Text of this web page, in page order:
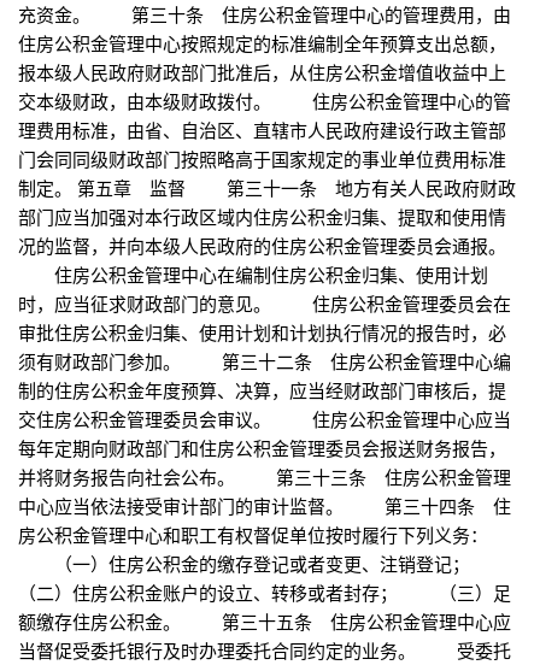
充资金。 第三十条 住房公积金管理中心的管理费用，由
住房公积金管理中心按照规定的标准编制全年预算支出总额，
报本级人民政府财政部门批准后，从住房公积金增值收益中上
交本级财政，由本级财政拨付。 住房公积金管理中心的管
理费用标准，由省、自治区、直辖市人民政府建设行政主管部
门会同同级财政部门按照略高于国家规定的事业单位费用标准
制定。 第五章 监督 第三十一条 地方有关人民政府财政
部门应当加强对本行政区域内住房公积金归集、提取和使用情
况的监督，并向本级人民政府的住房公积金管理委员会通报。
住房公积金管理中心在编制住房公积金归集、使用计划
时，应当征求财政部门的意见。 住房公积金管理委员会在
审批住房公积金归集、使用计划和计划执行情况的报告时，必
须有财政部门参加。 第三十二条 住房公积金管理中心编
制的住房公积金年度预算、决算，应当经财政部门审核后，提
交住房公积金管理委员会审议。 住房公积金管理中心应当
每年定期向财政部门和住房公积金管理委员会报送财务报告，
并将财务报告向社会公布。 第三十三条 住房公积金管理
中心应当依法接受审计部门的审计监督。 第三十四条 住
房公积金管理中心和职工有权督促单位按时履行下列义务：
（一）住房公积金的缴存登记或者变更、注销登记；
（二）住房公积金账户的设立、转移或者封存； （三）足
额缴存住房公积金。 第三十五条 住房公积金管理中心应
当督促受委托银行及时办理委托合同约定的业务。 受委托